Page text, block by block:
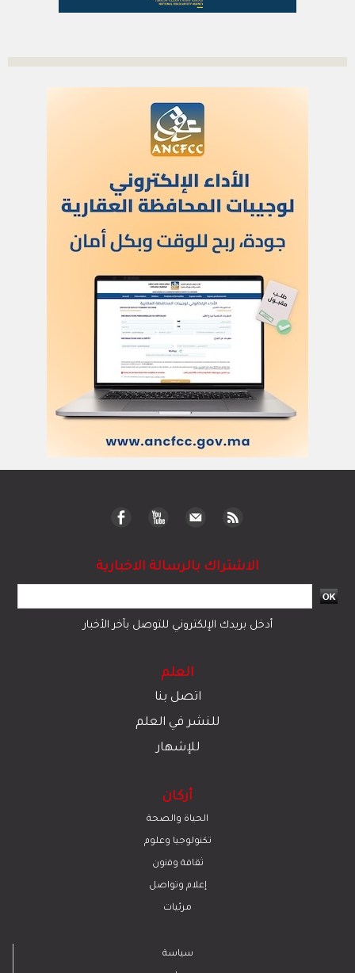
الاشتراك بالرسالة الاخبارية
أدخل بريدك الإلكتروني للتوصل بآخر الأخبار
العلم
اتصل بنا
للنشر في العلم
للإشهار
أركان
الحياة والصحة
تكنولوجيا وعلوم
ﺛﻘﺎﻓﺔ وﻓﻧون
إعلام وتواصل
مرئيات
سياسة